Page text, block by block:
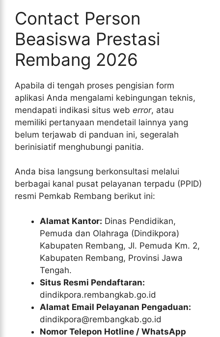
Contact Person
Beasiswa Prestasi
Rembang 2026
Apabila di tengah proses pengisian form
aplikasi Anda mengalami kebingungan teknis,
mendapati indikasi situs web error, atau
memiliki pertanyaan mendetail lainnya yang
belum terjawab di panduan ini, segeralah
berinisiatif menghubungi panitia.
Anda bisa langsung berkonsultasi melalui
berbagai kanal pusat pelayanan terpadu (PPID)
resmi Pemkab Rembang berikut ini:
Alamat Kantor: Dinas Pendidikan,
Pemuda dan Olahraga (Dindikpora)
Kabupaten Rembang, Jl. Pemuda Km. 2,
Kabupaten Rembang, Provinsi Jawa
Tengah.
Situs Resmi Pendaftaran:
dindikpora.rembangkab.go.id
Alamat Email Pelayanan Pengaduan:
dindikpora@rembangkab.go.id
Nomor Telepon Hotline / WhatsApp